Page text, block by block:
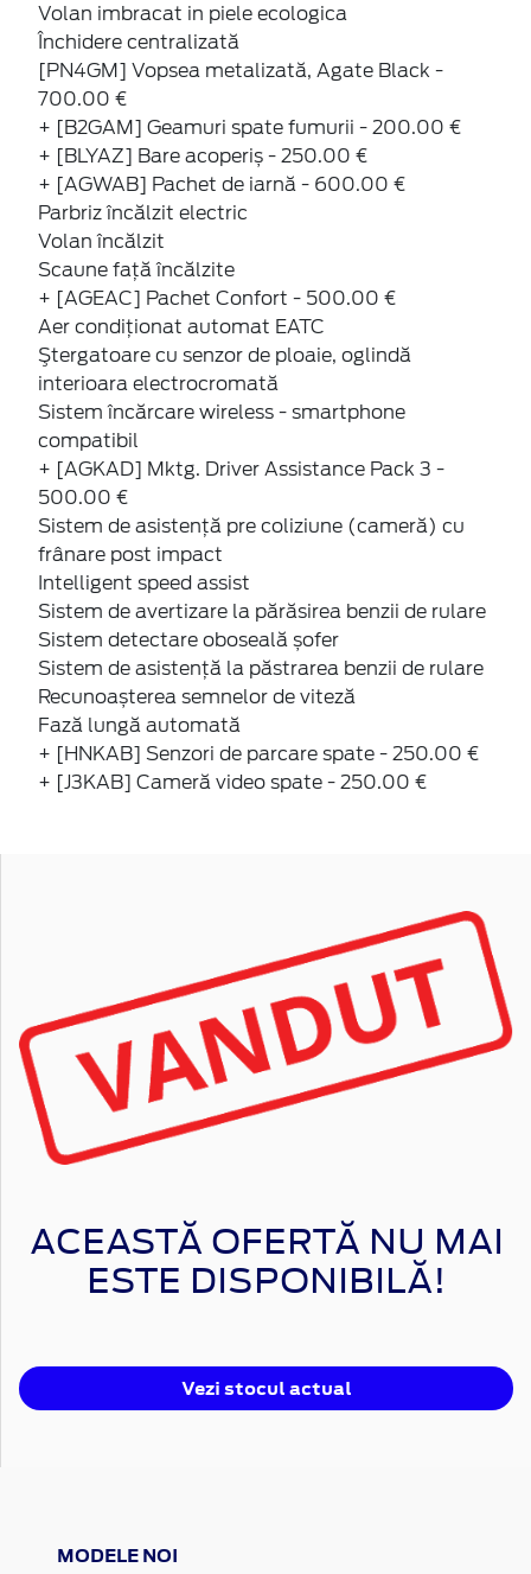
Volan imbracat in piele ecologica
Închidere centralizată
[PN4GM] Vopsea metalizată, Agate Black -
700.00 €
+ [B2GAM] Geamuri spate fumurii - 200.00 €
+ [BLYAZ] Bare acoperiș - 250.00 €
+ [AGWAB] Pachet de iarnă - 600.00 €
Parbriz încălzit electric
Volan încălzit
Scaune faţă încălzite
+ [AGEAC] Pachet Confort - 500.00 €
Aer condiționat automat EATC
Ştergatoare cu senzor de ploaie, oglindă
interioara electrocromată
Sistem încărcare wireless - smartphone
compatibil
+ [AGKAD] Mktg. Driver Assistance Pack 3 -
500.00 €
Sistem de asistență pre coliziune (cameră) cu
frânare post impact
Intelligent speed assist
Sistem de avertizare la părăsirea benzii de rulare
Sistem detectare oboseală șofer
Sistem de asistență la păstrarea benzii de rulare
Recunoașterea semnelor de viteză
Fază lungă automată
+ [HNKAB] Senzori de parcare spate - 250.00 €
+ [J3KAB] Cameră video spate - 250.00 €
ACEASTĂ OFERTĂ NU MAI
ESTE DISPONIBILĂ!
Vezi stocul actual
MODELE NOI